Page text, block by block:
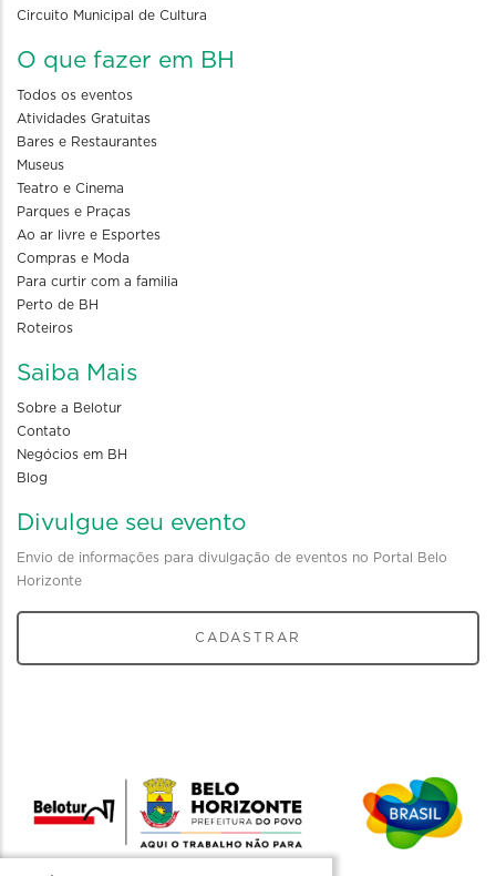
Circuito Municipal de Cultura
O que fazer em BH
Todos os eventos
Atividades Gratuitas
Bares e Restaurantes
Museus
Teatro e Cinema
Parques e Praças
Ao ar livre e Esportes
Compras e Moda
Para curtir com a familia
Perto de BH
Roteiros
Saiba Mais
Sobre a Belotur
Contato
Negócios em BH
Blog
Divulgue seu evento
Envio de informações para divulgação de eventos no Portal Belo
Horizonte
CADASTRAR